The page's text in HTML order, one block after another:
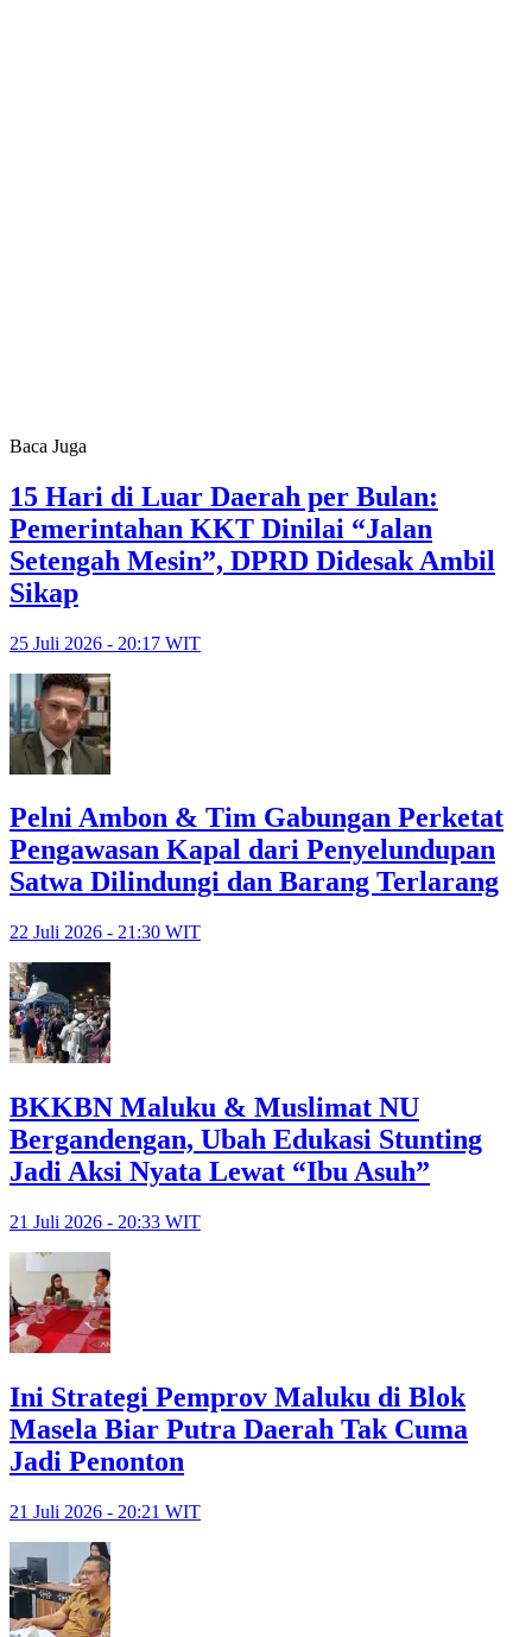
Baca Juga
15 Hari di Luar Daerah per Bulan:
Pemerintahan KKT Dinilai “Jalan
Setengah Mesin”, DPRD Didesak Ambil
Sikap
25 Juli 2026 - 20:17 WIT
Pelni Ambon & Tim Gabungan Perketat
Pengawasan Kapal dari Penyelundupan
Satwa Dilindungi dan Barang Terlarang
22 Juli 2026 - 21:30 WIT
BKKBN Maluku & Muslimat NU
Bergandengan, Ubah Edukasi Stunting
Jadi Aksi Nyata Lewat “Ibu Asuh”
21 Juli 2026 - 20:33 WIT
Ini Strategi Pemprov Maluku di Blok
Masela Biar Putra Daerah Tak Cuma
Jadi Penonton
21 Juli 2026 - 20:21 WIT